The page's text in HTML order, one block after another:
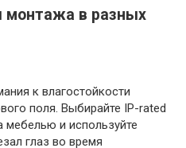
в разных
к влагостойкости
поля. Выбирайте IP-rated
мебелью и используйте
глаз во время